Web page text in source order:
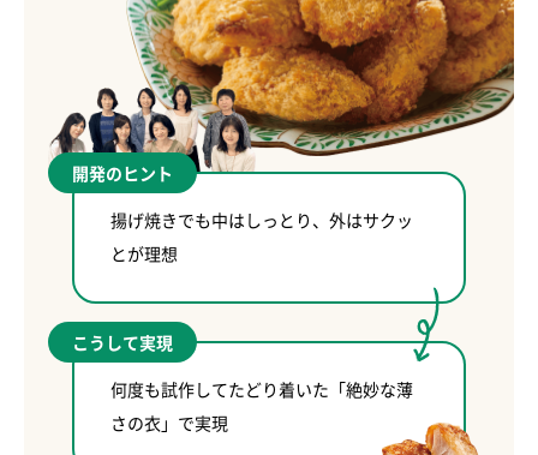
開発のヒント
揚げ焼きでも中はしっとり、外はサクッ
とが理想
こうして実現
何度も試作してたどり着いた「絶妙な薄
さの衣」で実現